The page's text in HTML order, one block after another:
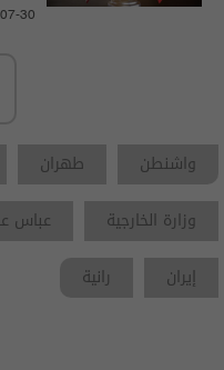
30
واشنطن طهران
وزارة الخارجية
عباس
إيران
رانية